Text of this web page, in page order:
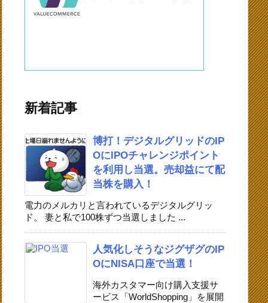
新着記事
博打！デジタルグリッドのIP
OにIPOチャレンジポイント
を利用し当選。売却益にて配
当株を購入！
電力のメルカリと言われているデジタルグリッ
ド。 妻と私で100株ずつ当選しました ...
人気化しそうなジグザグのIP
OにNISA口座で当選！
海外カスタマー向け購入支援サ
ービス「WorldShopping」を展開